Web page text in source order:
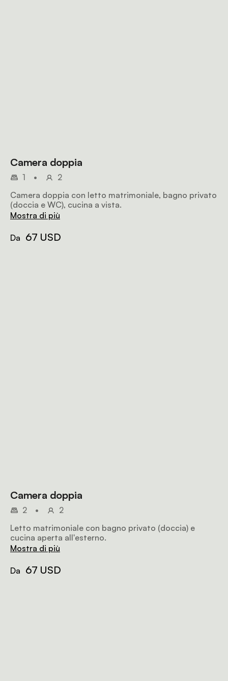
Camera doppia
1 •
2
Camera doppia con letto matrimoniale, bagno privato
(doccia e WC), cucina a vista.
Mostra di più
Da 67 USD
Camera doppia
2 •
2
Letto matrimoniale con bagno privato (doccia) e
cucina aperta all'esterno.
Mostra di più
Da 67 USD